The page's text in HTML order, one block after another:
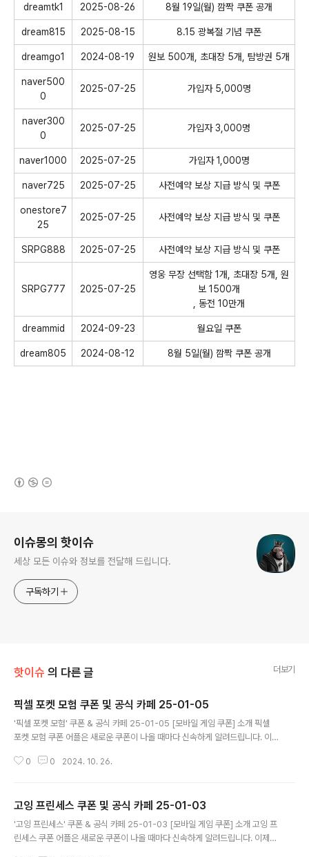
dreamtk1 2025-08-26 8월 19일(월) 깜짝 쿠폰 공개
dream815 2025-08-15 8.15 광복절 기념 쿠폰
dreamgo1 2024-08-19 원보 500개, 초대장 5개, 탐방권 5개
naver500
0
2025-07-25 가입자 5,000명
naver300
0
2025-07-25 가입자 3,000명
naver1000 2025-07-25 가입자 1,000명
naver725 2025-07-25 사전예약 보상 지급 방식 및 쿠폰
onestore7
25
2025-07-25 사전예약 보상 지급 방식 및 쿠폰
SRPG888 2025-07-25 사전예약 보상 지급 방식 및 쿠폰
SRPG777 2025-07-25
영웅 무장 선택함 1개, 초대장 5개, 원
보 1500개
, 동전 10만개
dreammid 2024-09-23 월요일 쿠폰
dream805 2024-08-12 8월 5일(월) 깜짝 쿠폰 공개
이슈몽의 핫이슈
세상 모든 이슈와 정보를 전달해 드립니다.
구독하기
핫이슈 의 다른 글 더보기
픽셀 포켓 모험 쿠폰 및 공식 카페 25-01-05
'픽셀 포켓 모험' 쿠폰 & 공식 카페 25-01-05 [모바일 게임 쿠폰] 소개 픽셀
포켓 모험 쿠폰 어플은 새로운 쿠폰이 나올 때마다 신속하게 알려드립니다. 이
쿠폰 찾으러 블로그나 카페를 돌아다니지 마세요. 픽셀 포켓 모험 쿠폰 어플이
한 쿠폰 앱 입니다. 픽셀 포켓 모험 쿠폰 어플 다운로드 https://play.googl
e.com/stor..
0 0 2024. 10. 26.
고잉 프린세스 쿠폰 및 공식 카페 25-01-03
'고잉 프린세스' 쿠폰 & 공식 카페 25-01-03 [모바일 게임 쿠폰] 소개 고잉 프
린세스 쿠폰 어플은 새로운 쿠폰이 나올 때마다 신속하게 알려드립니다. 이제